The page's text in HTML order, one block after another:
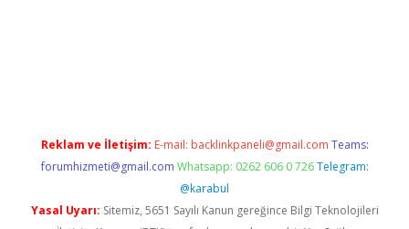
Reklam ve İletişim: E-mail: backlinkpaneli@gmail.com Teams:
forumhizmeti@gmail.com Whatsapp: 0262 606 0 726 Telegram:
@karabul
Yasal Uyarı: Sitemiz, 5651 Sayılı Kanun gereğince Bilgi Teknolojileri